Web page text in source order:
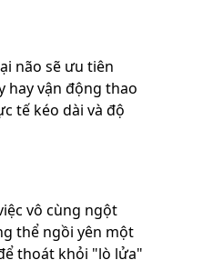
não sẽ ưu tiên
hay vận động thao
tế kéo dài và độ
vô cùng ngột
thể ngồi yên một
thoát khỏi "lò lửa"